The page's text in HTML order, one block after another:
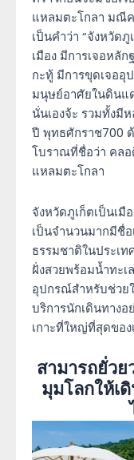
แหลมตะโกลา มณีค
เป็นคำว่า “จังหวัด
เมือง มีการเจอหลั
กะทู้ มีการขุดเจอ
มนุษย์อาศัยในดินแ
นั่นเองจ้ะ รวมทั้งมี
ปี พุทธศักราช700
โบราณที่ชื่อว่า คลอ
แหลมตะโกลา
จังหวัดภูเก็ตเป็นเ
เป็นจำนวนมากมีชื่อ
ธรรมชาติในประเ
ฝั่งสวยพร้อมน้ำทะเ
อุปกรณ์สำหรับช่วย
บริการนักเดินทาง
เกาะที่ใหญ่ที่สุดของ
สามารถยั่ว
มุมโลกให้เ